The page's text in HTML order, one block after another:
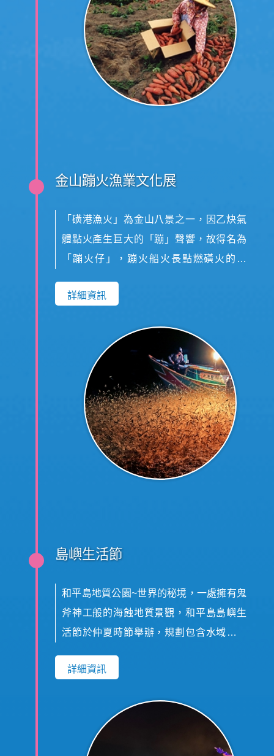
金山蹦火漁業文化展
「磺港漁火」為金山八景之一，因乙炔氣
體點火產生巨大的「蹦」聲響，故得名為
「蹦火仔」，蹦火船火長點燃磺火的瞬
用叉手網將漁獲撈起，那震撼的畫面讓人
詳細資訊
島嶼生活節
和平島地質公園~世界的秘境，一處擁有鬼
斧神工般的海蝕地質景觀，和平島島嶼生
活節於仲夏時節舉辦，規劃包含水域遊憩
特色講座、地方小旅行、沉浸式體驗等，
以推廣基隆和平島地區海洋觀光及永續旅
遊，並以「永續發展、海洋療癒」為主要
行銷亮點，提升地方品牌觀光產值，嚮往
詳細資訊